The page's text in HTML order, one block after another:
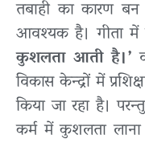
तबाही का कारण
आवश्यक है। गीता में
कुशलता आती है।’
विकास केन्द्रों में
किया जा रहा है।
कर्म में कुशलता